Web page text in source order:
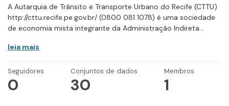
A Autarquia de Trânsito e Transporte Urbano do Recife (CTTU)
http://cttu.recife.pe.gov.br/ (0800 081 1078) é uma sociedade
de economia mista integrante da Administração Indireta...
leia mais
Seguidores
0
Conjuntos de dados
30
Membros
1